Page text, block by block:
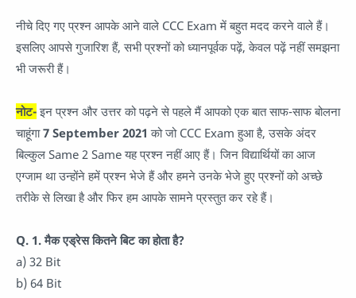
नीचे दिए गए प्रश्न आपके आने वाले CCC Exam में बहुत मदद करने वाले हैं।
इसलिए आपसे गुजारिश हैं, सभी प्रश्नों को ध्यानपूर्वक पढ़ें, केवल पढ़ें नहीं समझना
भी जरूरी हैं।
नोट-इन प्रश्न और उत्तर को पढ़ने से पहले मैं आपको एक बात साफ-साफ बोलना
चाहूंगा7 September 2021 को जो CCC Exam हुआ है, उसके अंदर
बिल्कुल Same 2 Same यह प्रश्न नहीं आए हैं। जिन विद्यार्थियों का आज
एग्जाम था उन्होंने हमें प्रश्न भेजे हैं और हमने उनके भेजे हुए प्रश्नों को अच्छे
तरीके से लिखा है और फिर हम आपके सामने प्रस्तुत कर रहे हैं।
Q. 1. मैक एड्रेस कितने बिट का होता है?
a) 32 Bit
b) 64 Bit